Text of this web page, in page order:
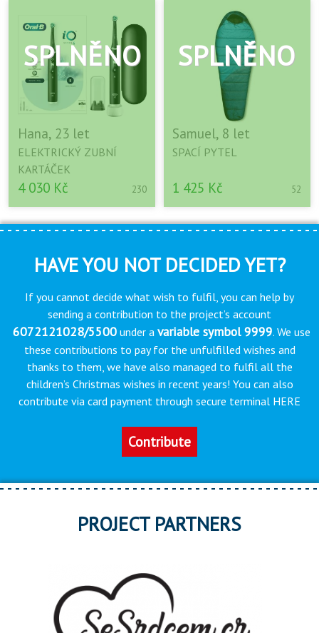
Hana, 23 let
ELEKTRICKÝ ZUBNÍ
KARTÁČEK
4 030 Kč 230
Samuel, 8 let
SPACÍ PYTEL
1 425 Kč 52
HAVE YOU NOT DECIDED YET?
If you cannot decide what wish to fulfil, you can help by
sending a contribution to the project’s account
6072121028/5500under a variable symbol 9999. We use
these contributions to pay for the unfulfilled wishes and
thanks to them, we have also managed to fulfil all the
children’s Christmas wishes in recent years! You can also
contribute via card payment through secure terminal HERE
Contribute
PROJECT PARTNERS